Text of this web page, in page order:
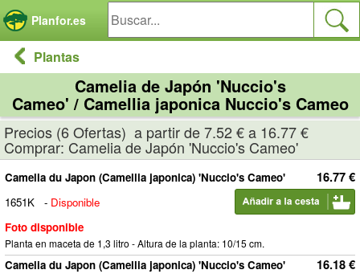
Planfor.es
Plantas
Camelia de Japón 'Nuccio's
Cameo' / Camellia japonica Nuccio's Cameo
Precios (6 Ofertas) a partir de 7.52 € a 16.77 €
Comprar: Camelia de Japón 'Nuccio's Cameo'
16.77 €
Camelia du Japon (Camellia japonica) 'Nuccio's Cameo'
1651K
- Disponible
Foto disponible
Planta en maceta de 1,3 litro - Altura de la planta: 10/15 cm.
16.18 €
Camelia du Japon (Camellia japonica) 'Nuccio's Cameo'
Panel de gestión de cookies